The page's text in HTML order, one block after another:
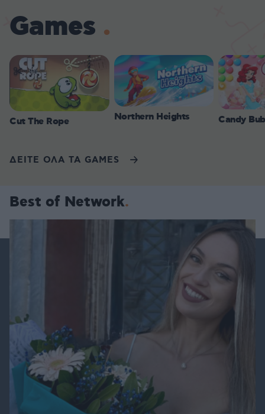
Games
Cut The Rope Northern Heights Candy
ΔΕΙΤΕ ΟΛΑ ΤΑ GAMES
Best of Network